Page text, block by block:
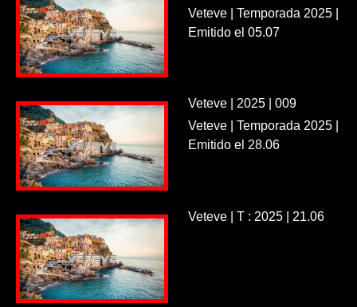
Veteve | Temporada 2025 |
Emitido el 05.07
Veteve | 2025 | 009
Veteve | Temporada 2025 |
Emitido el 28.06
Veteve | T : 2025 | 21.06